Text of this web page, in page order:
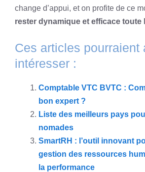
change d’appui, et on profite de ce
rester dynamique et efficace toute
Ces articles pourraient
intéresser :
Comptable VTC BVTC :
bon expert ?
Liste des meilleurs pays
nomades
SmartRH : l’outil innovant
gestion des ressources
la performance